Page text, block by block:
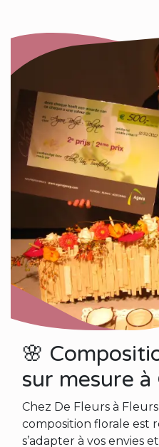
🌸
sur mesure
Chez De Fleurs à
composition florale est
s’adapter à vos envies